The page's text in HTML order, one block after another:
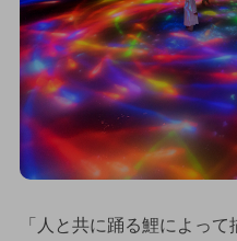
「人と共に踊る鯉によっ